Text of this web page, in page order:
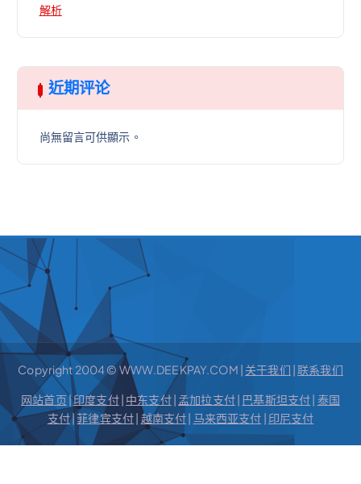
解析
近期评论
尚無留言可供顯示。
Copyright 2004 © WWW.DEEKPAY.COM | 关于我们 |联系我们
网站首页|印度支付| 中东支付| 孟加拉支付| 巴基斯坦支付| 泰国
支付| 菲律宾支付| 越南支付| 马来西亚支付 | 印尼支付